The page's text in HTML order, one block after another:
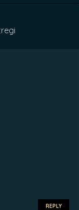
REPLY